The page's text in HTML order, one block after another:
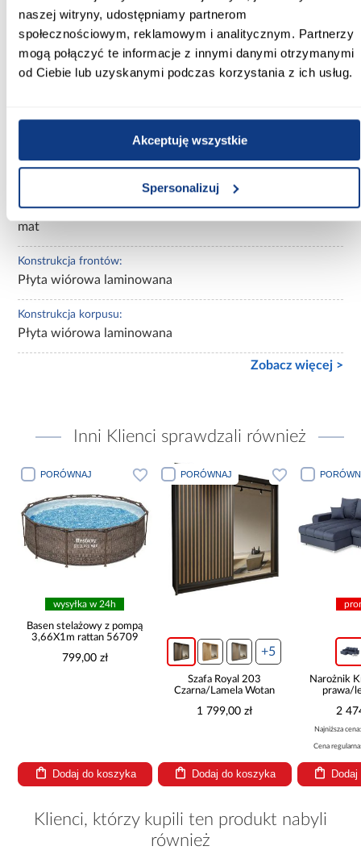
naszej witryny, udostępniamy partnerom
społecznościowym, reklamowym i analitycznym. Partnerzy
mogą połączyć te informacje z innymi danymi otrzymanymi
od Ciebie lub uzyskanymi podczas korzystania z ich usług.
Akceptuję wszystkie
Spersonalizuj
beżowe
Kolor frontów:
kaszmir/dąb wiosenny
kaszmir/dąb wiosenny
mat
Wykończenie korpusu:
mat
Konstrukcja frontów:
Płyta wiórowa laminowana
Konstrukcja korpusu:
Płyta wiórowa laminowana
Zobacz więcej >
Inni Klienci sprawdzali również
PORÓWNAJ
wysyłka w 24h
Basen stelażowy z pompą
3,66X1m rattan 56709
799,00 zł
Dodaj do koszyka
PORÓWNAJ
+5
Szafa Royal 203
Czarna/Lamela Wotan
1 799,00 zł
Dodaj do koszyka
Narożnik
prawa/
2
Najniższa
Cena
Klienci, którzy kupili ten produkt nabyli
również